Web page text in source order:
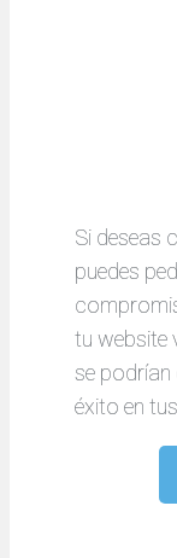
Si deseas
puedes
tu website
se
éxito en